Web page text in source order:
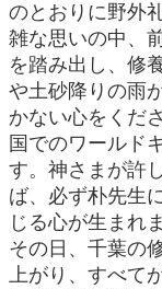
のとおりに野外
雑な思いの中、
を踏み出し、修
や土砂降りの雨
かない心をくだ
国でのワールド
す。神さまが許
ば、必ず朴先生
じる心が生まれ
その日、千葉の
上がり、すべて